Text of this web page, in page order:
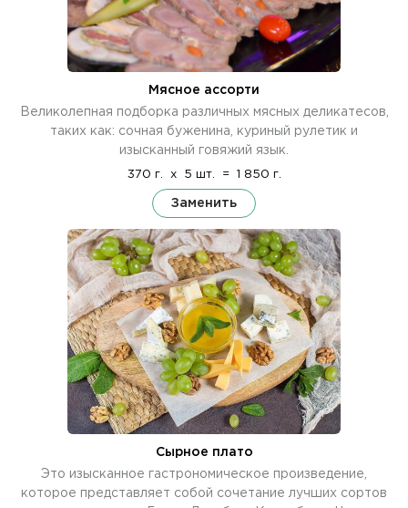
Мясное ассорти
Великолепная подборка различных мясных деликатесов,
таких как: сочная буженина, куриный рулетик и
изысканный говяжий язык.
370 г. x 5 шт. = 1 850 г.
Заменить
Сырное плато
Это изысканное гастрономическое произведение,
которое представляет собой сочетание лучших сортов